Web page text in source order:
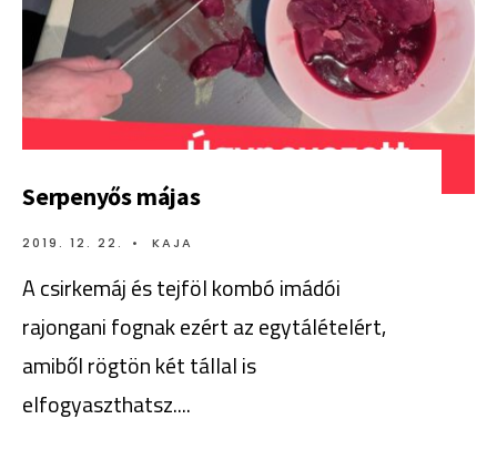
Serpenyős májas
2019. 12. 22. • KAJA
A csirkemáj és tejföl kombó imádói
rajongani fognak ezért az egytálételért,
amiből rögtön két tállal is
elfogyaszthatsz....